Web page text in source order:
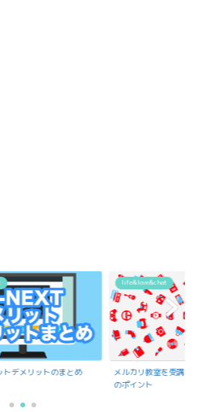
トデメリットのまとめ
life&love&chat
メルカリ教室を受講で
のポイント